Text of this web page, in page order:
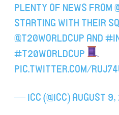
PLENTY OF NEWS FROM
STARTING WITH THEIR
@T20WORLDCUP AND
#T20WORLDCUP
PIC.TWITTER.COM/
— ICC (@ICC)AUGUST